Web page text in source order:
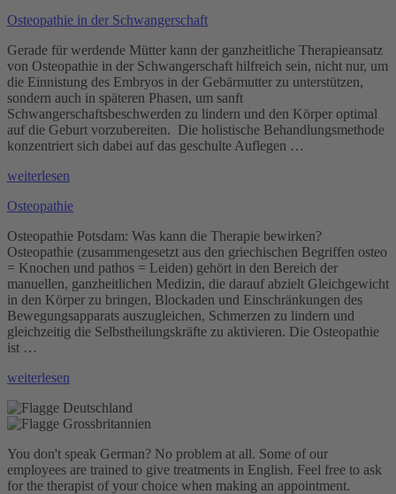
Migräne“
Osteopathie in der Schwangerschaft
Gerade für werdende Mütter kann der ganzheitliche Therapieansatz
von Osteopathie in der Schwangerschaft hilfreich sein, nicht nur, um
die Einnistung des Embryos in der Gebärmutter zu unterstützen,
sondern auch in späteren Phasen, um sanft
Schwangerschaftsbeschwerden zu lindern und den Körper optimal
auf die Geburt vorzubereiten. Die holistische Behandlungsmethode
konzentriert sich dabei auf das geschulte Auflegen …
„Osteopathie
der
weiterlesen
Osteopathie
Osteopathie Potsdam: Was kann die Therapie bewirken?
Osteopathie (zusammengesetzt aus den griechischen Begriffen osteo
= Knochen und pathos = Leiden) gehört in den Bereich der
manuellen, ganzheitlichen Medizin, die darauf abzielt Gleichgewicht
in den Körper zu bringen, Blockaden und Einschränkungen des
Bewegungsapparats auszugleichen, Schmerzen zu lindern und
gleichzeitig die Selbstheilungskräfte zu aktivieren. Die Osteopathie
ist …
„Osteopathie“
weiterlesen
You don't speak German? No problem at all. Some of our
employees are trained to give treatments in English. Feel free to ask
for the therapist of your choice when making an appointment.